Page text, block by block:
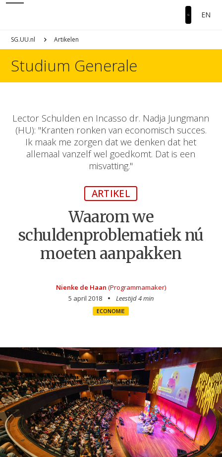
EN
SG.UU.nl Artikelen
Studium Generale
Lector Schulden en Incasso dr. Nadja Jungmann
(HU): "Kranten ronken van economisch succes.
Ik maak me zorgen dat we denken dat het
allemaal vanzelf wel goedkomt. Dat is een
misvatting."
ARTIKEL
Waarom we
schuldenproblematiek nú
moeten aanpakken
Nienke de Haan (Programmamaker)
5 april 2018
Leestijd 4 min
ECONOMIE